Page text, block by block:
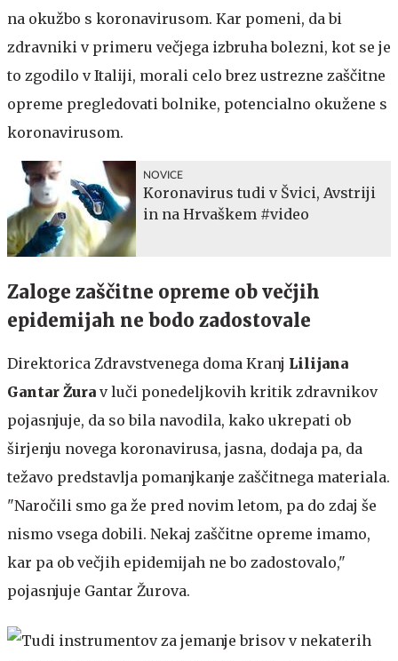
na okužbo s koronavirusom. Kar pomeni, da bi
zdravniki v primeru večjega izbruha bolezni, kot se je
to zgodilo v Italiji, morali celo brez ustrezne zaščitne
opreme pregledovati bolnike, potencialno okužene s
koronavirusom.
NOVICE
Koronavirus tudi v Švici, Avstriji
in na Hrvaškem #video
Zaloge zaščitne opreme ob večjih
epidemijah ne bodo zadostovale
Direktorica Zdravstvenega doma Kranj Lilijana
Gantar Žura v luči ponedeljkovih kritik zdravnikov
pojasnjuje, da so bila navodila, kako ukrepati ob
širjenju novega koronavirusa, jasna, dodaja pa, da
težavo predstavlja pomanjkanje zaščitnega materiala.
"Naročili smo ga že pred novim letom, pa do zdaj še
nismo vsega dobili. Nekaj zaščitne opreme imamo,
kar pa ob večjih epidemijah ne bo zadostovalo,"
pojasnjuje Gantar Žurova.